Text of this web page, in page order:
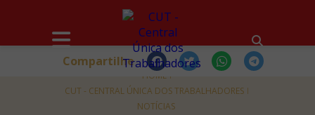
HOME
CUT - CENTRAL ÚNICA DOS TRABALHADORES
NOTÍCIAS
Compartilhe